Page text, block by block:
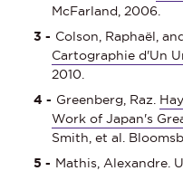
McFarland, 2006.
Colson, Raphaël,
Cartographie d'Un
2010.
Greenberg, Raz.
Work of Japan's
Smith, et al.
Mathis, Alexandre.